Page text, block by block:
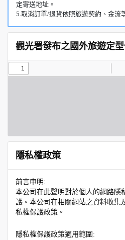
定寄送地址。
5.取消訂單/退貨依照旅遊契約、金流
觀光署發布之國外旅遊定
隱私權政策
前言申明:
本公司在此聲明對於個人的網路隱
護。本公司在相關網站之資料收集
私權保護政策。
隱私權保護政策適用範圍: